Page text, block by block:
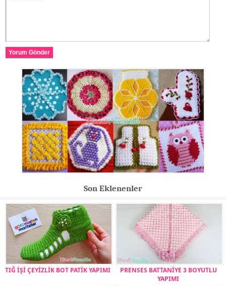
Yorum Gönder
Son Eklenenler
TIĞ İŞİ ÇEYİZLİK BOT PATİK YAPIMI
PRENSES BATTANİYE 3 BOYUTLU
YAPIMI